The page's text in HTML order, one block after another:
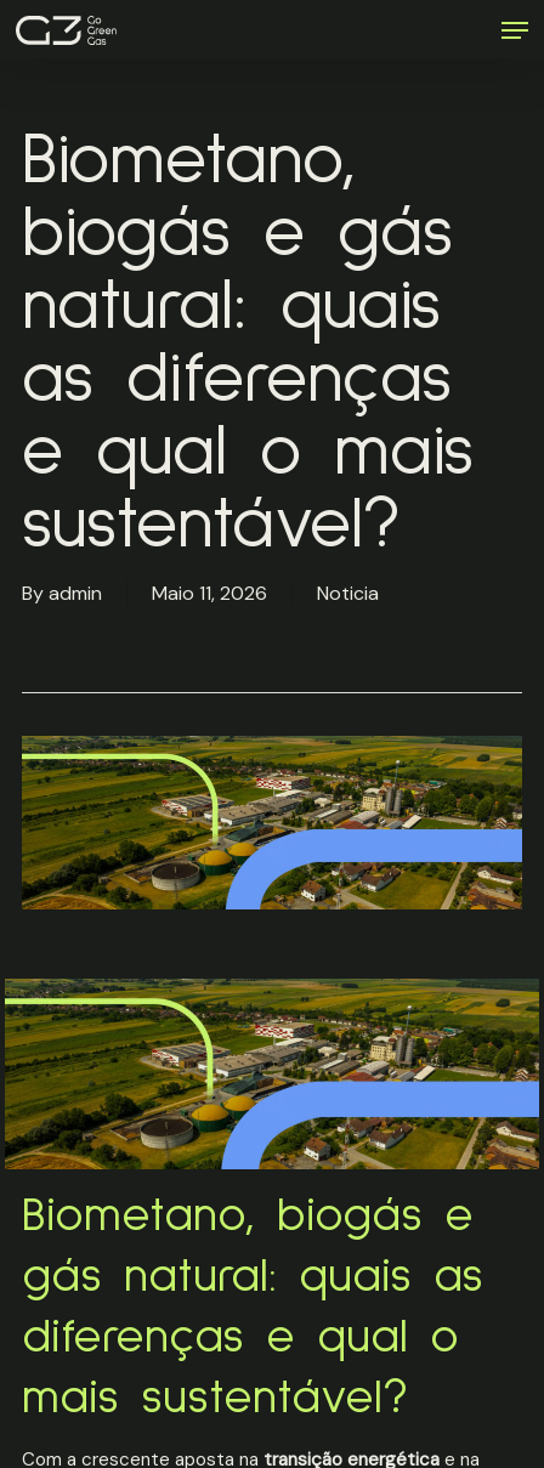
Skip
to
Biometano,
biogás e gás
natural: quais
as diferenças
e qual o mais
sustentável?
By admin Maio 11, 2026 Noticia
Biometano, biogás e
gás natural: quais as
diferenças e qual o
mais sustentável?
Com a crescente aposta na transição energéticae na